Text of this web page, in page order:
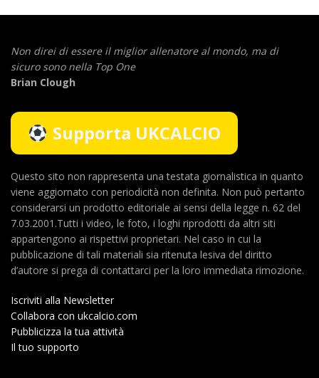
Non direi di essere il miglior allenatore al mondo, ma di
sicuro sono nella Top One
Brian Clough
Supporta UKCALCIO
Questo sito non rappresenta una testata giornalistica in quanto
viene aggiornato con periodicità non definita. Non può pertanto
considerarsi un prodotto editoriale ai sensi della legge n. 62 del
7.03.2001.Tutti i video, le foto, i loghi riprodotti da altri siti
appartengono ai rispettivi proprietari. Nel caso in cui la
pubblicazione di tali materiali sia ritenuta lesiva del diritto
d’autore si prega di contattarci per la loro immediata rimozione.
Iscriviti alla Newsletter
Collabora con ukcalcio.com
Pubblicizza la tua attività
Il tuo supporto